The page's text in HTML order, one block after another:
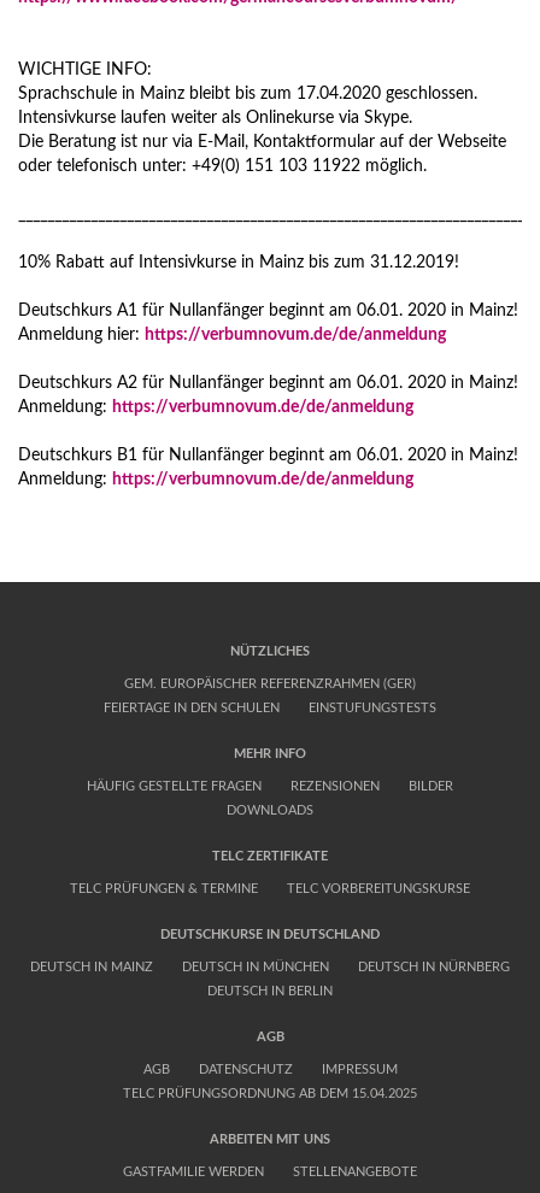
WICHTIGE INFO:
Sprachschule in Mainz bleibt bis zum 17.04.2020 geschlossen.
Intensivkurse laufen weiter als Onlinekurse via Skype.
Die Beratung ist nur via E-Mail, Kontaktformular auf der Webseite
oder telefonisch unter: +49(0) 151 103 11922 möglich.
10% Rabatt auf Intensivkurse in Mainz bis zum 31.12.2019!
Deutschkurs A1 für Nullanfänger beginnt am 06.01. 2020 in Mainz!
Anmeldung hier: https://verbumnovum.de/de/anmeldung
Deutschkurs A2 für Nullanfänger beginnt am 06.01. 2020 in Mainz!
Anmeldung: https://verbumnovum.de/de/anmeldung
Deutschkurs B1 für Nullanfänger beginnt am 06.01. 2020 in Mainz!
Anmeldung: https://verbumnovum.de/de/anmeldung
NÜTZLICHES
GEM. EUROPÄISCHER REFERENZRAHMEN (GER)
FEIERTAGE IN DEN SCHULEN
EINSTUFUNGSTESTS
MEHR INFO
HÄUFIG GESTELLTE FRAGEN REZENSIONEN
BILDER
DOWNLOADS
TELC ZERTIFIKATE
TELC PRÜFUNGEN & TERMINE TELC VORBEREITUNGSKURSE
DEUTSCHKURSE IN DEUTSCHLAND
DEUTSCH IN MAINZ DEUTSCH IN MÜNCHEN
DEUTSCH IN NÜRNBERG
DEUTSCH IN BERLIN
AGB
AGB DATENSCHUTZ
IMPRESSUM
TELC PRÜFUNGSORDNUNG AB DEM 15.04.2025
ARBEITEN MIT UNS
GASTFAMILIE WERDEN STELLENANGEBOTE